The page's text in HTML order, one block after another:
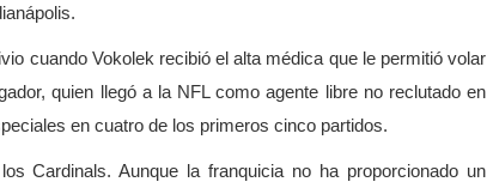
cuando Vokolek recibió el alta médica que le permitió volar
quien llegó a la NFL como agente libre no reclutado en
en cuatro de los primeros cinco partidos.
Cardinals. Aunque la franquicia no ha proporcionado un